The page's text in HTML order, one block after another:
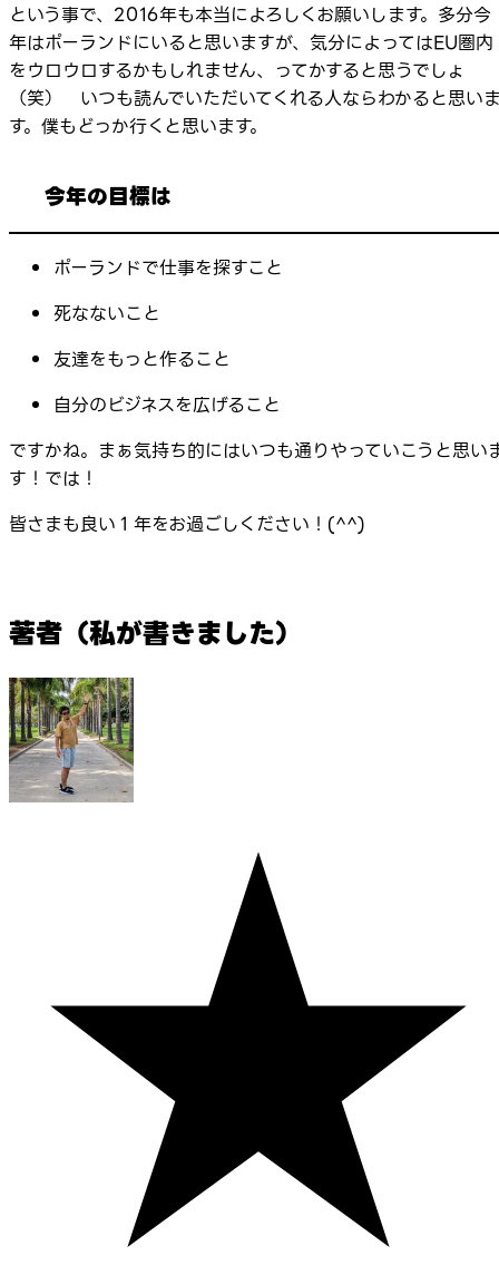
という事で、2016年も本当によろしくお願いします。多分今
年はポーランドにいると思いますが、気分によってはEU圏内
をウロウロするかもしれません、ってかすると思うでしょ
（笑） いつも読んでいただいてくれる人ならわかると思い
す。僕もどっか行くと思います。
今年の目標は
ポーランドで仕事を探すこと
死なないこと
友達をもっと作ること
自分のビジネスを広げること
ですかね。まぁ気持ち的にはいつも通りやっていこうと思い
す！では！
皆さまも良い１年をお過ごしください！(^^)
著者（私が書きました）